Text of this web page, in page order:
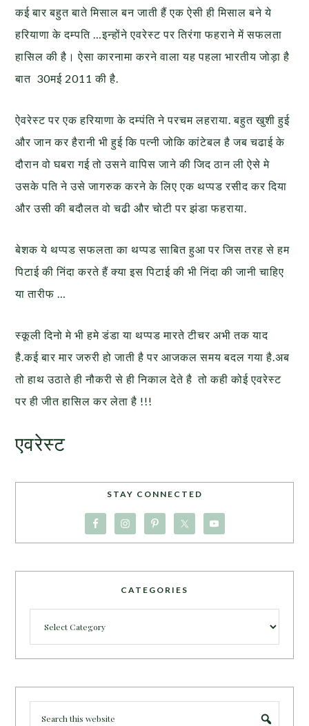
कई बार बहुत बाते मिसाल बन जाती हैं एक ऐसी ही मिसाल बने ये
हरियाणा के दम्पति …इन्होंने एवरेस्ट पर तिरंगा फहराने में सफलता
हासिल की है। ऐसा कारनामा करने वाला यह पहला भारतीय जोड़ा है
बात 30मई 2011 की है.
ऐवरेस्ट पर एक हरियाणा के दम्पंति ने परचम लहराया. बहुत खुशी हुई
और जान कर हैरानी भी हुई कि पत्नी जोकि कांटेबल है जब चढाई के
दौरान वो घबरा गई तो उसने वापिस जाने की जिद ठान ली ऐसे मे
उसके पति ने उसे जागरुक करने के लिए एक थप्पड रसीद कर दिया
और उसी की बदौलत वो चढी और चोटी पर झंडा फहराया.
बेशक ये थप्पड सफलता का थप्पड साबित हुआ पर जिस तरह से हम
पिटाई की निंदा करते हैं क्या इस पिटाई की भी निंदा की जानी चाहिए
या तारीफ …
स्कूली दिनो मे भी हमे डंडा या थप्पड मारते टीचर अभी तक याद
है.कई बार मार जरुरी हो जाती है पर आजकल समय बदल गया है.अब
तो हाथ उठाते ही नौकरी से ही निकाल देते है तो कही कोई एवरेस्ट
पर ही जीत हासिल कर लेता है !!!
एवरेस्ट
STAY CONNECTED
CATEGORIES